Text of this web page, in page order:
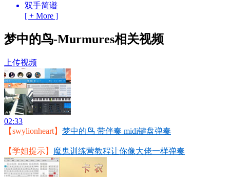
双手简谱
[ + More ]
梦中的鸟-Murmures相关视频
上传视频
02:33
【swylionheart】 梦中的鸟 带伴奏 midi键盘弹奏
【学姐提示】 魔鬼训练营教程让你像大佬一样弹奏